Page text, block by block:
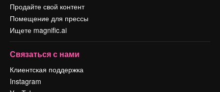
Продайте свой контент
Помещение для прессы
Ищете magnific.ai
Связаться с нами
Клиентская поддержка
Instagram